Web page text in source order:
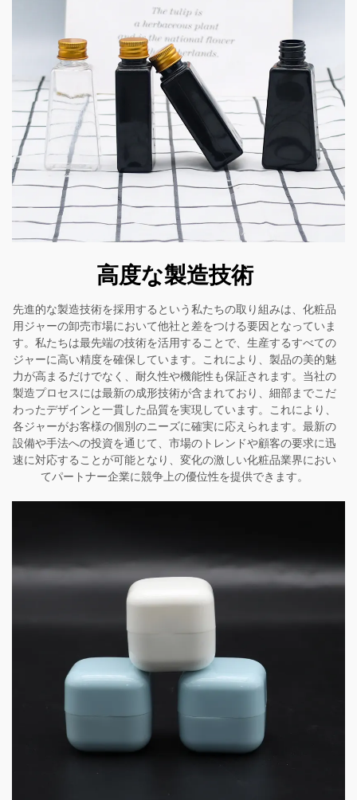
高度な製造技術
先進的な製造技術を採用するという私たちの取り組みは、化粧品
用ジャーの卸売市場において他社と差をつける要因となっていま
す。私たちは最先端の技術を活用することで、生産するすべての
ジャーに高い精度を確保しています。これにより、製品の美的魅
力が高まるだけでなく、耐久性や機能性も保証されます。当社の
製造プロセスには最新の成形技術が含まれており、細部までこだ
わったデザインと一貫した品質を実現しています。これにより、
各ジャーがお客様の個別のニーズに確実に応えられます。最新の
設備や手法への投資を通じて、市場のトレンドや顧客の要求に迅
速に対応することが可能となり、変化の激しい化粧品業界におい
てパートナー企業に競争上の優位性を提供できます。